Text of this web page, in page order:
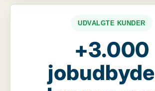
UDVALGTE KUNDER
+3.000